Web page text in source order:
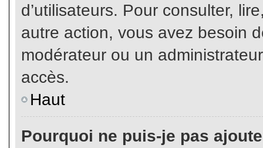
d’utilisateurs. Pour consulter,
autre action, vous avez besoin
modérateur ou un
accès.
Haut
Pourquoi ne puis-je pas